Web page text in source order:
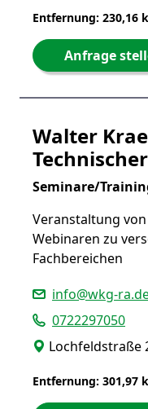
Entfernung: 230,16
Anfrage
Walter
Seminare/
Veranstaltung
Webinaren zu
Fachbereichen
info@wkg-
0722297050
Lochfeldstraße
Entfernung: 301,97